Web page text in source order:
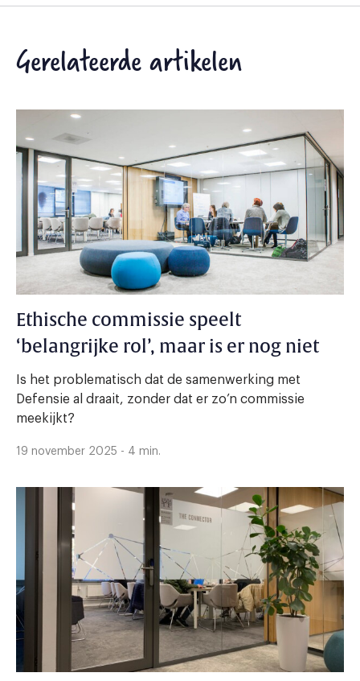
Gerelateerde artikelen
Ethische commissie speelt
‘belangrijke rol’, maar is er nog niet
Is het problematisch dat de samenwerking met
Defensie al draait, zonder dat er zo’n commissie
meekijkt?
19 november 2025 - 4 min.